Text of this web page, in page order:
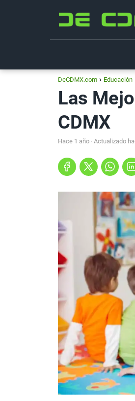
DeCDMX.com Educación
Las
CDMX
hace 1 año · Actualizado